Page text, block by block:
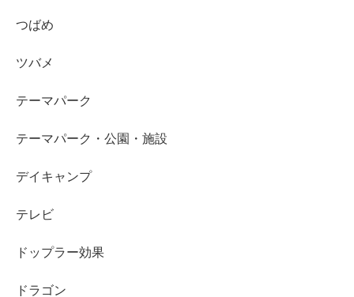
つばめ
ツバメ
テーマパーク
テーマパーク・公園・施設
デイキャンプ
テレビ
ドップラー効果
ドラゴン